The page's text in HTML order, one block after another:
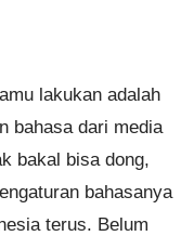
lakukan adalah
bahasa dari media
bakal bisa dong,
bahasanya
terus. Belum